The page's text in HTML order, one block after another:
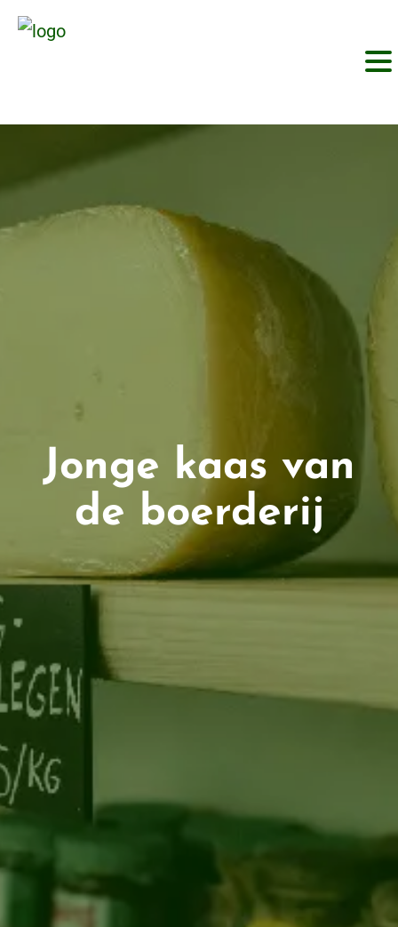
Jonge kaas van
de boerderij